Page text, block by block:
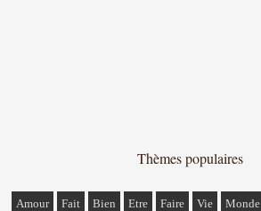
Thèmes populaires
Amour Fait Bien Etre Faire Vie Monde